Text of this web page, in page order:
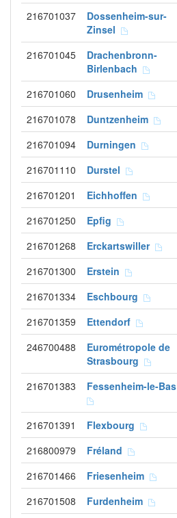
216701037
Dossenheim-sur-
Zinsel
216701045
Drachenbronn-
Birlenbach
216701060 Drusenheim
216701078 Duntzenheim
216701094 Durningen
216701110 Durstel
216701201 Eichhoffen
216701250 Epfig
216701268 Erckartswiller
216701300 Erstein
216701334 Eschbourg
216701359 Ettendorf
246700488
Eurométropole de
Strasbourg
216701383 Fessenheim-le-Bas
216701391 Flexbourg
216800979 Fréland
216701466 Friesenheim
216701508 Furdenheim